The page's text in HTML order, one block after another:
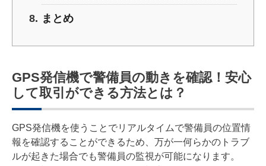
まとめ
GPS発信機で警備員の動きを確認！安心
して取引ができる方法とは？
GPS発信機を使うことでリアルタイムで警備員の位置情
報を確認することができるため、万が一何らかのトラブ
ルが起きた場合でも警備員の監視が可能になります。